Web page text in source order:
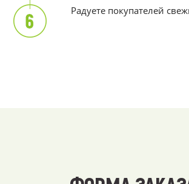
Радуете покупателей